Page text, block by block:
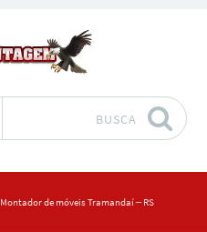
BUSCA
Montador de móveis Tramandaí – RS